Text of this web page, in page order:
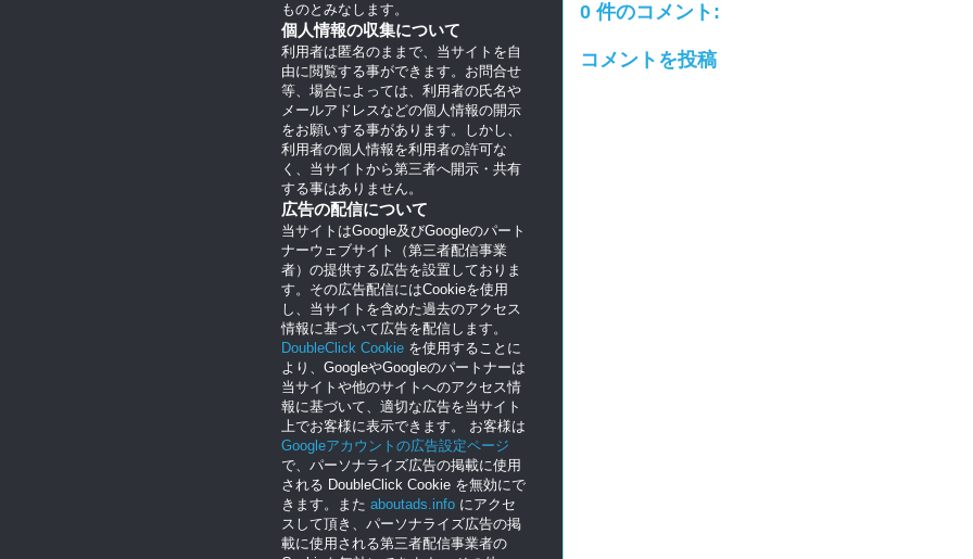
0 件のコメント:
コメントを投稿
ものとみなします。
個人情報の収集について
利用者は匿名のままで、当サイトを自
由に閲覧する事ができます。お問合せ
等、場合によっては、利用者の氏名や
メールアドレスなどの個人情報の開示
をお願いする事があります。しかし、
利用者の個人情報を利用者の許可な
く、当サイトから第三者へ開示・共有
する事はありません。
広告の配信について
当サイトはGoogle及びGoogleのパート
ナーウェブサイト（第三者配信事業
者）の提供する広告を設置しておりま
す。その広告配信にはCookieを使用
し、当サイトを含めた過去のアクセス
情報に基づいて広告を配信します。
DoubleClick Cookie を使用することに
より、GoogleやGoogleのパートナーは
当サイトや他のサイトへのアクセス情
報に基づいて、適切な広告を当サイト
上でお客様に表示できます。 お客様は
Googleアカウントの広告設定ページ
で、パーソナライズ広告の掲載に使用
される DoubleClick Cookie を無効にで
きます。また aboutads.info にアクセ
スして頂き、パーソナライズ広告の掲
載に使用される第三者配信事業者の